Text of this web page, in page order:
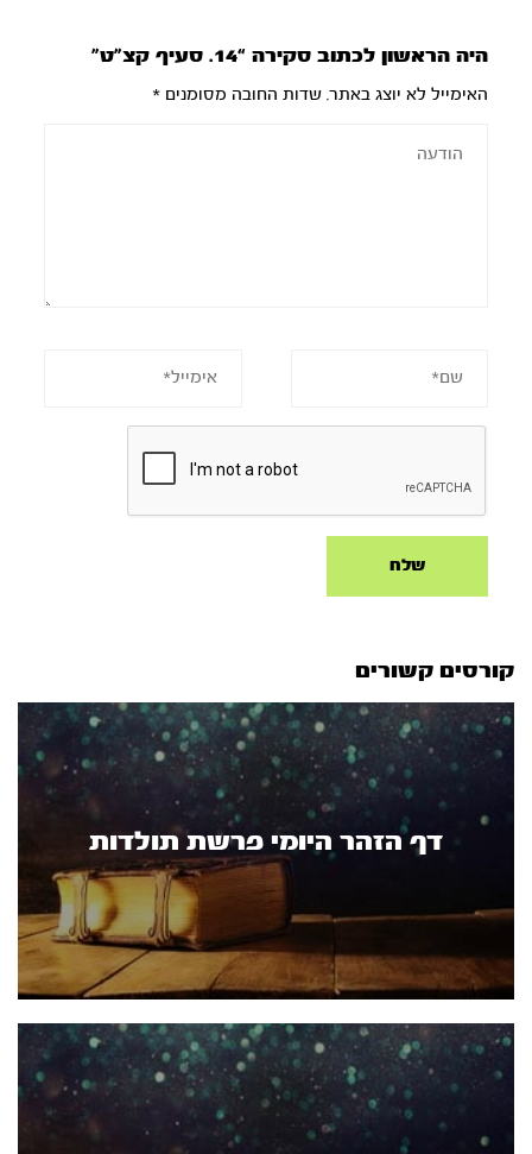
היה הראשון לכתוב סקירה “14. סעיף קצ”ט”
האימייל לא יוצג באתר. שדות החובה מסומנים*
קורסים קשורים
דף הזהר היומי פרשת תולדות